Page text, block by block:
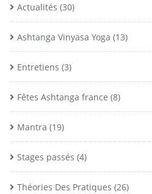
Actualités (30)
Ashtanga Vinyasa Yoga (13)
Entretiens (3)
Fêtes Ashtanga france (8)
Mantra (19)
Stages passés (4)
Théories Des Pratiques (26)